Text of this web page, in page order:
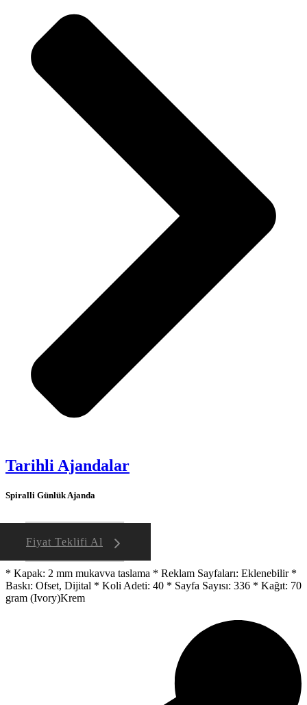
Tarihli Ajandalar
Spiralli Günlük Ajanda
Fiyat Teklifi Al
* Kapak: 2 mm mukavva taslama * Reklam Sayfaları: Eklenebilir *
Baskı: Ofset, Dijital * Koli Adeti: 40 * Sayfa Sayısı: 336 * Kağıt: 70
gram (Ivory)Krem